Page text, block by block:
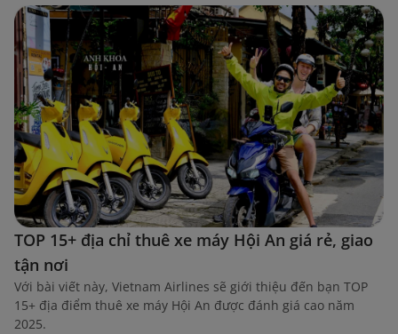
TOP 15+ địa chỉ thuê xe máy Hội An giá rẻ, giao
tận nơi
Với bài viết này, Vietnam Airlines sẽ giới thiệu đến bạn TOP
15+ địa điểm thuê xe máy Hội An được đánh giá cao năm
2025.